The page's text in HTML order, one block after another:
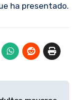
ha presentado.